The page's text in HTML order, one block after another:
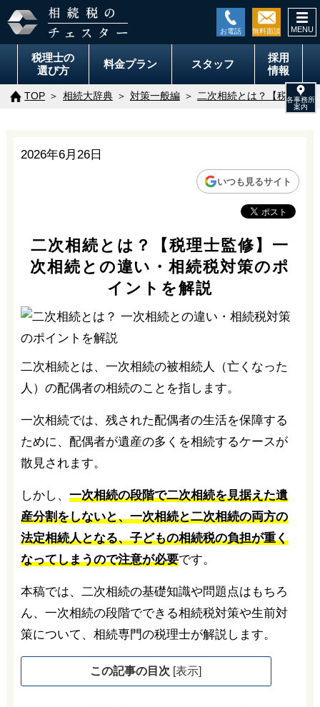
税理士の
選び方
料金プラン スタッフ
採用
情報
TOP 相続大辞典 対策一般編 二次相続とは？【税理士
2026年6月26日
いつも見るサイト
二次相続とは？【税理士監修】一
次相続との違い・相続税対策のポ
イントを解説
二次相続とは、一次相続の被相続人（亡くなった
人）の配偶者の相続のことを指します。
一次相続では、残された配偶者の生活を保障する
ために、配偶者が遺産の多くを相続するケースが
散見されます。
しかし、 一次相続の段階で二次相続を見据えた遺
産分割をしないと、一次相続と二次相続の両方の
法定相続人となる、子どもの相続税の負担が重く
なってしまうので注意が必要です。
本稿では、二次相続の基礎知識や問題点はもちろ
ん、一次相続の段階でできる相続税対策や生前対
策について、相続専門の税理士が解説します。
この記事の目次 [表示]